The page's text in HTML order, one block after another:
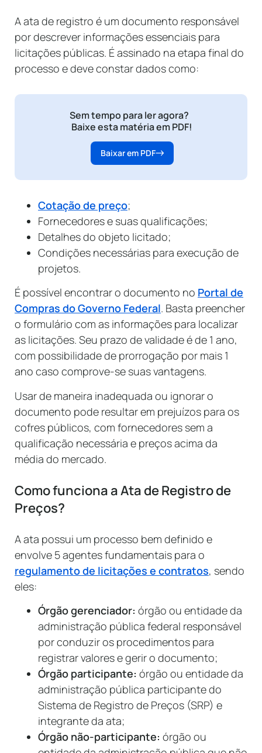
A ata de registro é um documento responsável
por descrever informações essenciais para
licitações públicas. É assinado na etapa final do
processo e deve constar dados como:
Sem tempo para ler agora?
Baixe esta matéria em PDF!
Baixar em PDF
Cotação de preço;
Fornecedores e suas qualificações;
Detalhes do objeto licitado;
Condições necessárias para execução de
projetos.
É possível encontrar o documento no Portal de
Compras do Governo Federal. Basta preencher
o formulário com as informações para localizar
as licitações. Seu prazo de validade é de 1 ano,
com possibilidade de prorrogação por mais 1
ano caso comprove-se suas vantagens.
Usar de maneira inadequada ou ignorar o
documento pode resultar em prejuízos para os
cofres públicos, com fornecedores sem a
qualificação necessária e preços acima da
média do mercado.
Como funciona a Ata de Registro de
Preços?
A ata possui um processo bem definido e
envolve 5 agentes fundamentais para o
regulamento de licitações e contratos, sendo
eles:
Órgão gerenciador: órgão ou entidade da
administração pública federal responsável
por conduzir os procedimentos para
registrar valores e gerir o documento;
Órgão participante: órgão ou entidade da
administração pública participante do
Sistema de Registro de Preços (SRP) e
integrante da ata;
Órgão não-participante: órgão ou